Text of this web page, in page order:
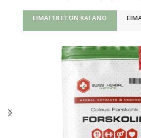
ΕΊΜΑΙ 18 ΕΤΏΝ ΚΑΙ ΆΝΩ